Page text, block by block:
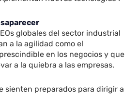
globales del sector industrial
a la agilidad como el
en los negocios y que
a la quiebra a las empresas.
sienten preparados para dirigir a